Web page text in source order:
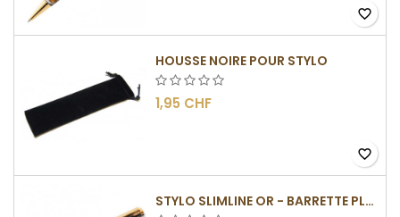
favorite_border
HOUSSE NOIRE POUR STYLO
1,95 CHF
favorite_border
STYLO SLIMLINE OR - BARRETTE PLATE